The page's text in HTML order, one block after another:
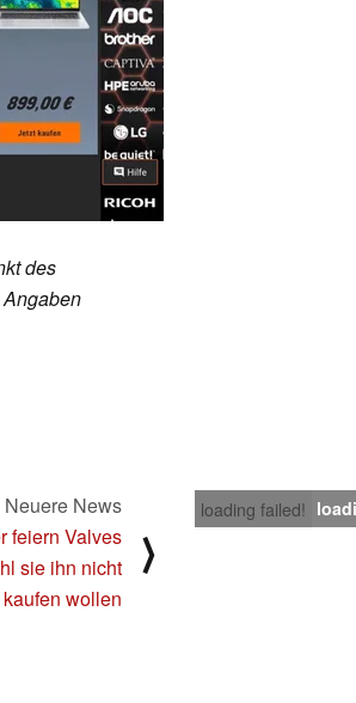
des
loading failed!
Neuere News
feiern Valves
sie ihn nicht
kaufen wollen
⟩